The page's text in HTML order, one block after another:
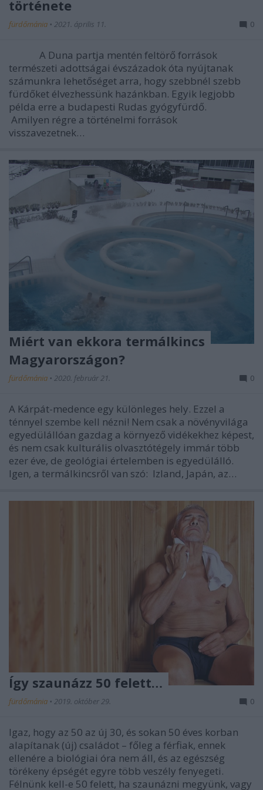
története
fürdőmánia • 2021. április 11. 0
A Duna partja mentén feltörő források
természeti adottságai évszázadok óta nyújtanak
számunkra lehetőséget arra, hogy szebbnél szebb
fürdőket élvezhessünk hazánkban. Egyik legjobb
példa erre a budapesti Rudas gyógyfürdő.
Amilyen régre a történelmi források
visszavezetnek…
Miért van ekkora termálkincs
Magyarországon?
fürdőmánia • 2020. február 21. 0
A Kárpát-medence egy különleges hely. Ezzel a
ténnyel szembe kell nézni! Nem csak a növényvilága
egyedülállóan gazdag a környező vidékekhez képest,
és nem csak kulturális olvasztótégely immár több
ezer éve, de geológiai értelemben is egyedülálló.
Igen, a termálkincsről van szó: Izland, Japán, az…
Így szaunázz 50 felett…
fürdőmánia • 2019. október 29. 0
Igaz, hogy az 50 az új 30, és sokan 50 éves korban
alapítanak (új) családot – főleg a férfiak, ennek
ellenére a biológiai óra nem áll, és az egészség
törékeny épségét egyre több veszély fenyegeti.
Félnünk kell-e 50 felett, ha szaunázni megyünk, vagy